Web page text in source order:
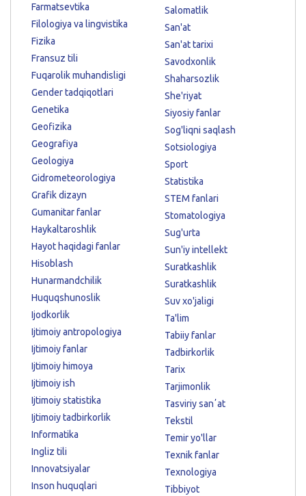
Farmatsevtika
Filologiya va lingvistika
Fizika
Fransuz tili
Fuqarolik muhandisligi
Gender tadqiqotlari
Genetika
Geofizika
Geografiya
Geologiya
Gidrometeorologiya
Grafik dizayn
Gumanitar fanlar
Haykaltaroshlik
Hayot haqidagi fanlar
Hisoblash
Hunarmandchilik
Huquqshunoslik
Ijodkorlik
Ijtimoiy antropologiya
Ijtimoiy fanlar
Ijtimoiy himoya
Ijtimoiy ish
Ijtimoiy statistika
Ijtimoiy tadbirkorlik
Informatika
Ingliz tili
Innovatsiyalar
Inson huquqlari
Salomatlik
San'at
San'at tarixi
Savodxonlik
Shaharsozlik
She'riyat
Siyosiy fanlar
Sog'liqni saqlash
Sotsiologiya
Sport
Statistika
STEM fanlari
Stomatologiya
Sug'urta
Sun'iy intellekt
Suratkashlik
Suratkashlik
Suv xo'jaligi
Ta'lim
Tabiiy fanlar
Tadbirkorlik
Tarix
Tarjimonlik
Tasviriy sanʼat
Tekstil
Temir yo'llar
Texnik fanlar
Texnologiya
Tibbiyot